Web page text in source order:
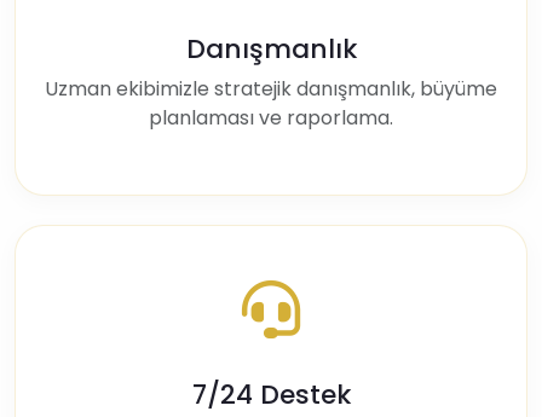
Danışmanlık
Uzman ekibimizle stratejik danışmanlık, büyüme
planlaması ve raporlama.
7/24 Destek